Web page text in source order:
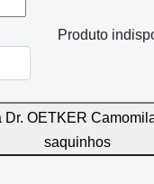
Produto
Dr. OETKER
saquinhos